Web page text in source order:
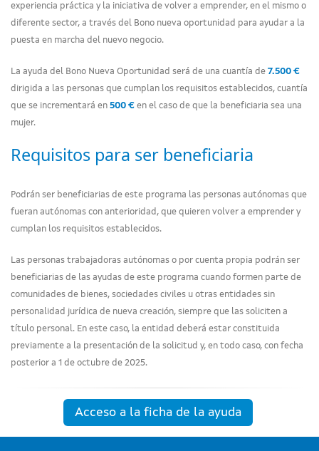
experiencia práctica y la iniciativa de volver a emprender, en el mismo o
diferente sector, a través del Bono nueva oportunidad para ayudar a la
puesta en marcha del nuevo negocio.
La ayuda del Bono Nueva Oportunidad será de una cuantía de 7.500 €
dirigida a las personas que cumplan los requisitos establecidos, cuantía
que se incrementará en 500 € en el caso de que la beneficiaria sea una
mujer.
Requisitos para ser beneficiaria
Podrán ser beneficiarias de este programa las personas autónomas que
fueran autónomas con anterioridad, que quieren volver a emprender y
cumplan los requisitos establecidos.
Las personas trabajadoras autónomas o por cuenta propia podrán ser
beneficiarias de las ayudas de este programa cuando formen parte de
comunidades de bienes, sociedades civiles u otras entidades sin
personalidad jurídica de nueva creación, siempre que las soliciten a
título personal. En este caso, la entidad deberá estar constituida
previamente a la presentación de la solicitud y, en todo caso, con fecha
posterior a 1 de octubre de 2025.
Acceso a la ficha de la ayuda